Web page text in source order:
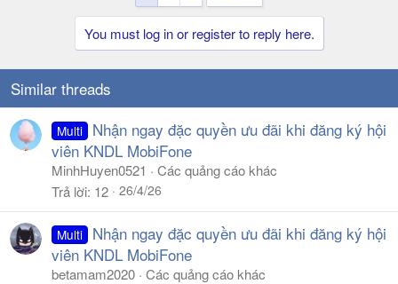
You must log in or register to reply here.
Similar threads
Multi
Nhận ngay đặc quyền ưu đãi khi đăng ký hội
viên KNDL MobiFone
MinhHuyen0521
Các quảng cáo khác
Trả lời 12 26/4/26
Multi
Nhận ngay đặc quyền ưu đãi khi đăng ký hội
viên KNDL MobiFone
betamam2020 Các quảng cáo khác